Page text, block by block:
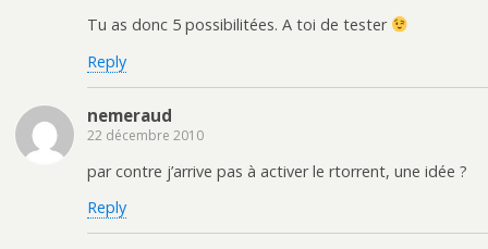
Tu as donc 5 possibilitées. A toi de tester
Reply
nemeraud
22 décembre 2010
par contre j’arrive pas à activer le rtorrent, une idée ?
Reply